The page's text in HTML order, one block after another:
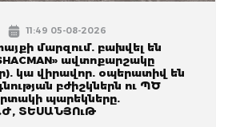
11:49 05-08-2026
մարզում. բախվել են
ավտոքարշակը
կա վիրավոր. օպերատիվ են
բժիշկներն ու ՊԾ
պարեկները.
ՏԵՍԱՆՅՈւԹ